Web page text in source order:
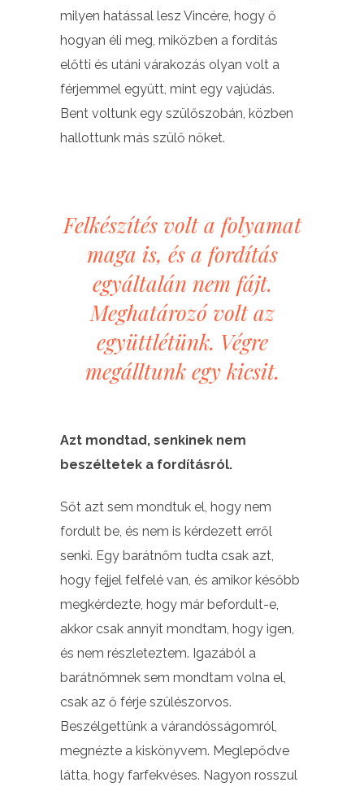
milyen hatással lesz Vincére, hogy ő
hogyan éli meg, miközben a fordítás
előtti és utáni várakozás olyan volt a
férjemmel együtt, mint egy vajúdás.
Bent voltunk egy szülőszobán, közben
hallottunk más szülő nőket.
Felkészítés volt a folyamat
maga is, és a fordítás
egyáltalán nem fájt.
Meghatározó volt az
együttlétünk. Végre
megálltunk egy kicsit.
Azt mondtad, senkinek nem
beszéltetek a fordításról.
Sőt azt sem mondtuk el, hogy nem
fordult be, és nem is kérdezett erről
senki. Egy barátnőm tudta csak azt,
hogy fejjel felfelé van, és amikor később
megkérdezte, hogy már befordult-e,
akkor csak annyit mondtam, hogy igen,
és nem részleteztem. Igazából a
barátnőmnek sem mondtam volna el,
csak az ő férje szülészorvos.
Beszélgettünk a várandósságomról,
megnézte a kiskönyvem. Meglepődve
látta, hogy farfekvéses. Nagyon rosszul